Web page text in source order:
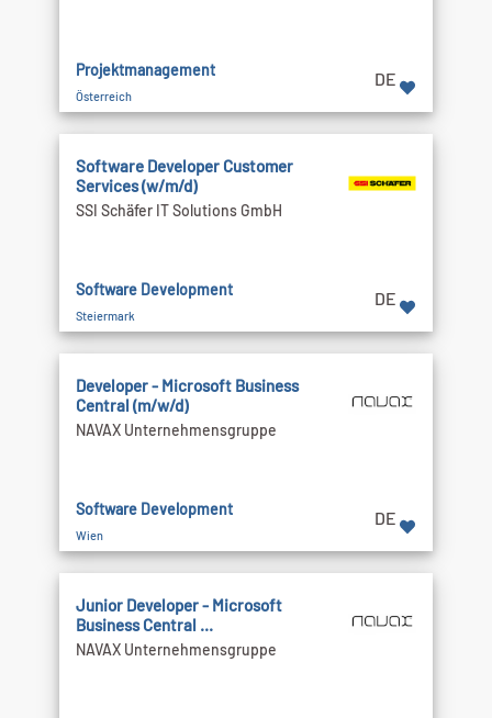
Projektmanagement
Österreich
DE
Software Developer Customer
Services (w/m/d)
SSI Schäfer IT Solutions GmbH
Software Development
Steiermark
DE
Developer - Microsoft Business
Central (m/w/d)
NAVAX Unternehmensgruppe
Software Development
Wien
DE
Junior Developer - Microsoft
Business Central ...
NAVAX Unternehmensgruppe